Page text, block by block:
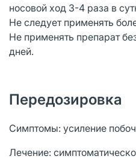
носовой ход 3-4 раза в
Не следует применять
Не применять препарат
дней.
Передозировка
Симптомы: усиление
Лечение: